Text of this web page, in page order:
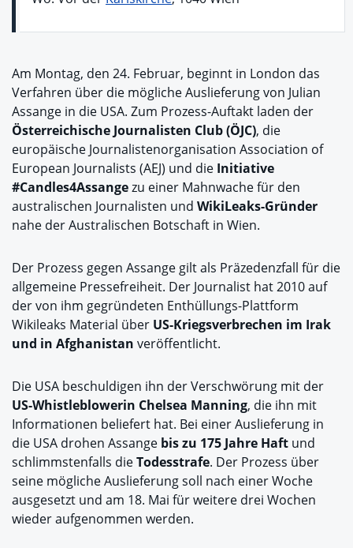
Am Montag, den 24. Februar, beginnt in London das
Verfahren über die mögliche Auslieferung von Julian
Assange in die USA. Zum Prozess-Auftakt laden der
Österreichische Journalisten Club (ÖJC), die
europäische Journalistenorganisation Association of
European Journalists (AEJ) und die Initiative
#Candles4Assangezu einer Mahnwache für den
australischen Journalisten und WikiLeaks-Gründer
nahe der Australischen Botschaft in Wien.
Der Prozess gegen Assange gilt als Präzedenzfall für die
allgemeine Pressefreiheit. Der Journalist hat 2010 auf
der von ihm gegründeten Enthüllungs-Plattform
Wikileaks Material über US-Kriegsverbrechen im Irak
und in Afghanistan veröffentlicht.
Die USA beschuldigen ihn der Verschwörung mit der
US-Whistleblowerin Chelsea Manning, die ihn mit
Informationen beliefert hat. Bei einer Auslieferung in
die USA drohen Assange bis zu 175 Jahre Haft und
schlimmstenfalls dieTodesstrafe. Der Prozess über
seine mögliche Auslieferung soll nach einer Woche
ausgesetzt und am 18. Mai für weitere drei Wochen
wieder aufgenommen werden.